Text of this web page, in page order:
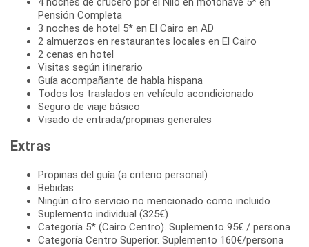
Pensión Completa
3 noches de hotel 5* en El Cairo en AD
2 almuerzos en restaurantes locales en El Cairo
2 cenas en hotel
Visitas según itinerario
Guía acompañante de habla hispana
Todos los traslados en vehículo acondicionado
Seguro de viaje básico
Visado de entrada/propinas generales
Extras
Propinas del guía (a criterio personal)
Bebidas
Ningún otro servicio no mencionado como incluido
Suplemento individual (325€)
Categoría 5* (Cairo Centro). Suplemento 95€ / persona
Categoría Centro Superior. Suplemento 160€/persona